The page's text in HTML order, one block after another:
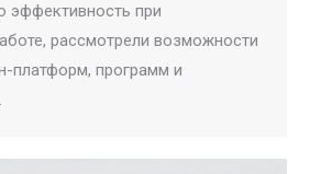
эффективность при
рассмотрели возможности
платформ, программ и